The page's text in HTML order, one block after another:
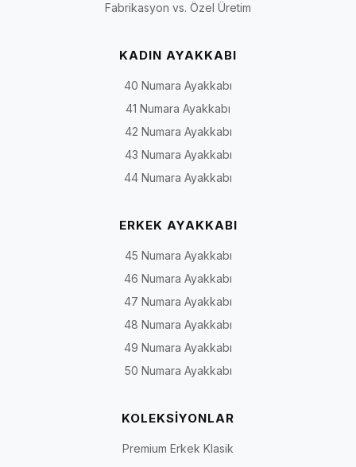
Fabrikasyon vs. Özel Üretim
KADIN AYAKKABI
40 Numara Ayakkabı
41 Numara Ayakkabı
42 Numara Ayakkabı
43 Numara Ayakkabı
44 Numara Ayakkabı
ERKEK AYAKKABI
45 Numara Ayakkabı
46 Numara Ayakkabı
47 Numara Ayakkabı
48 Numara Ayakkabı
49 Numara Ayakkabı
50 Numara Ayakkabı
KOLEKSİYONLAR
Premium Erkek Klasik